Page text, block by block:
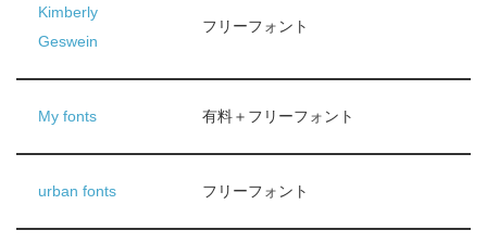
Kimberly
Geswein
フリーフォント
My fonts 有料＋フリーフォント
urban fonts フリーフォント